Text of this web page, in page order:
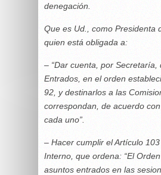
denegación.
Que es Ud., como Presidenta
quien está obligada a:
– “Dar cuenta, por Secretaría,
Entrados, en el orden
92, y destinarlos a las
correspondan, de acuerdo
cada uno”.
– Hacer cumplir el Artículo
Interno, que ordena: “El
asuntos entrados en las